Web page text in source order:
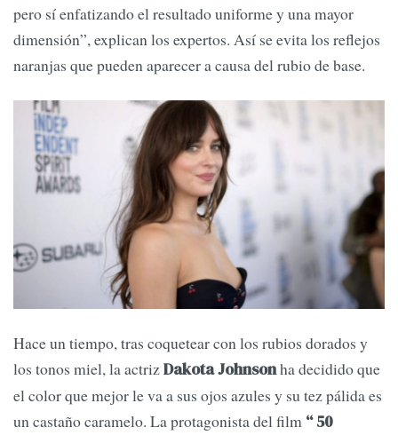
pero sí enfatizando el resultado uniforme y una mayor
dimensión”, explican los expertos. Así se evita los reflejos
naranjas que pueden aparecer a causa del rubio de base.
Hace un tiempo, tras coquetear con los rubios dorados y
los tonos miel, la actrizDakota Johnsonha decidido que
el color que mejor le va a sus ojos azules y su tez pálida es
un castaño caramelo. La protagonista del film “ 50